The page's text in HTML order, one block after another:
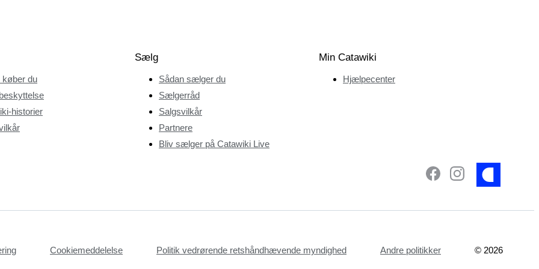
køber du
historier
Sælg
Sådan sælger du
Sælgerråd
Salgsvilkår
Partnere
Bliv sælger på Catawiki Live
Min Catawiki
Hjælpecenter
Cookiemeddelelse Politik vedrørende retshåndhævende myndighed Andre politikker © 2026